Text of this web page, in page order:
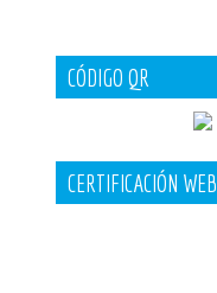
CÓDIGO QR
CERTIFICACIÓN WEB